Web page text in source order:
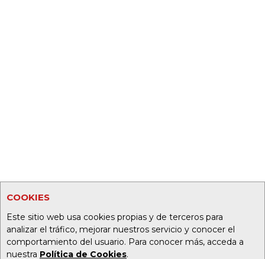
COOKIES
Este sitio web usa cookies propias y de terceros para
analizar el tráfico, mejorar nuestros servicio y conocer el
comportamiento del usuario. Para conocer más, acceda a
nuestra Política de Cookies.